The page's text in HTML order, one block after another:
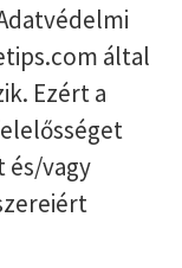
által
Ezért a
és/vagy